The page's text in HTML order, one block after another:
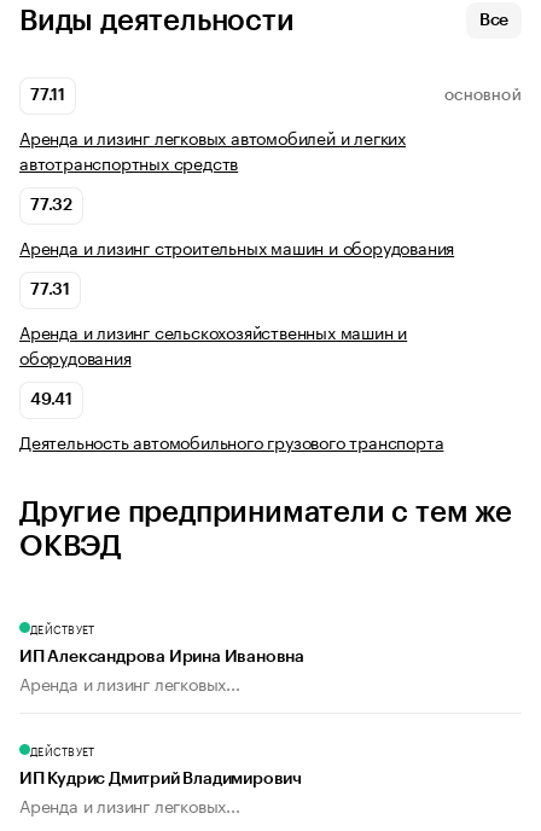
Виды деятельности Все
77.11 ОСНОВНОЙ
Аренда и лизинг легковых автомобилей и легких
автотранспортных средств
77.32
Аренда и лизинг строительных машин и оборудования
77.31
Аренда и лизинг сельскохозяйственных машин и
оборудования
49.41
Деятельность автомобильного грузового транспорта
Другие предприниматели с тем же
ОКВЭД
ДЕЙСТВУЕТ
ИП Александрова Ирина Ивановна
Аренда и лизинг легковых...
ДЕЙСТВУЕТ
ИП Кудрис Дмитрий Владимирович
Аренда и лизинг легковых...